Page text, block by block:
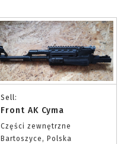
Sell:
Front AK Cyma
Części zewnętrzne
Bartoszyce, Polska